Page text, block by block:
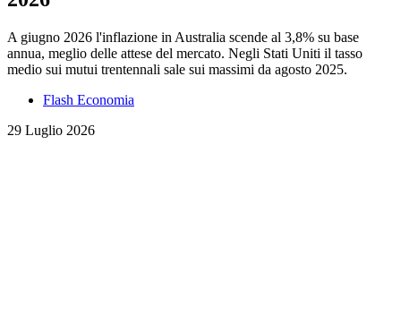
A giugno 2026 l'inflazione in Australia scende al 3,8% su base
annua, meglio delle attese del mercato. Negli Stati Uniti il tasso
medio sui mutui trentennali sale sui massimi da agosto 2025.
Flash Economia
29 Luglio 2026